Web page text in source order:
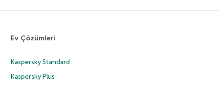
Ev Çözümleri
Kaspersky Standard
Kaspersky Plus